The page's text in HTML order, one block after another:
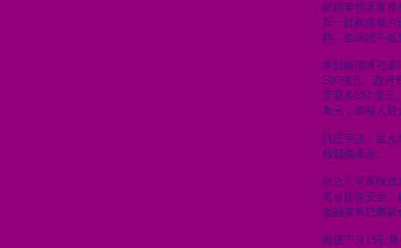
財經事務及庫
新一批銀債每
鉤，並保證不低
本批銀債將在基
500億元。政府
至最多550億元
萬元，即每人
許正宇說，這次
程儲備基金。
財政司司長陳
長者提供安全、
金融業界把握銀
銀債下月15日